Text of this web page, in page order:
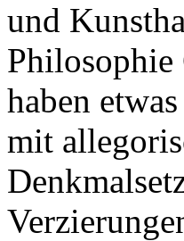
und
Philosophie
haben
mit